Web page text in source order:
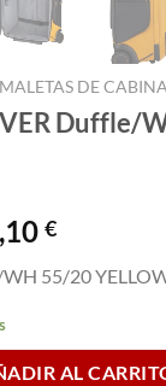
MALETAS DE CABINA
Duffle/
€.
€El
actual
158,10
55/20
AL